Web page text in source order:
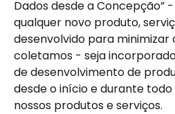
Dados desde a Concepção”
qualquer novo produto,
desenvolvido para minimizar
coletamos - seja
de desenvolvimento de
desde o início e durante
nossos produtos e serviços.